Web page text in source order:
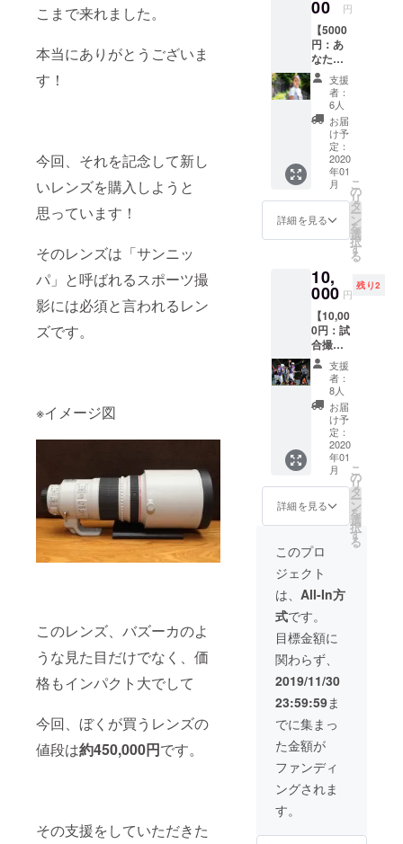
こまで来れました。
本当にありがとうございま
す！
今回、それを記念して新し
いレンズを購入しようと
思っています！
そのレンズは「サンニッ
パ」と呼ばれるスポーツ撮
影には必須と言われるレン
ズです。
※イメージ図
このレンズ、バズーカのよ
うな見た目だけでなく、価
格もインパクト大でして
今回、ぼくが買うレンズの
値段は約450,000円です。
その支援をしていただきた
00 円
【5000
円：あ
なたの
写真撮
りに行
きま
す！】
クラウ
ドファ
ンディ
ング限
定プラ
ンで撮
影させ
ていた
だきま
撮影写
真 20～
50枚
（ギガ
ファイ
ル便で
お渡し
いたし
ます）
※日程調
整は、
終了後
メール
にて決
めさせ
て頂き
ます。
東以外
の場合
は、交
通費を
ご負担
いただ
きま
す。
支援
者：
6人
お届
け予
定：
2020
年01
月
詳細を見る
こ
の
リ
タ
ー
ン
を
選
択
す
る
10,
000 円
残り2
【10,00
0円：試
合撮影
に行き
ま
す！】
クラウ
ドファ
ンディ
ング限
定プラ
ンで撮
影させ
ていた
だきま
す！ ア
メフ
ト、ラ
クロス
以外で
も大丈
夫で
す。 ご
相談も
お気軽
に:D ・
撮影写
真 100
～200枚
（ギガ
ファイ
ル便で
お渡し
いたし
整は、
支援
者：
8人
お届
け予
定：
2020
年01
月
詳細を見る
こ
の
リ
タ
ー
ン
を
選
択
す
る
このプロ
ジェクト
は、 All-In方
式です。
目標金額に
関わらず、
2019/11/30
23:59:59ま
でに集まっ
た金額が
ファンディ
ングされま
す。